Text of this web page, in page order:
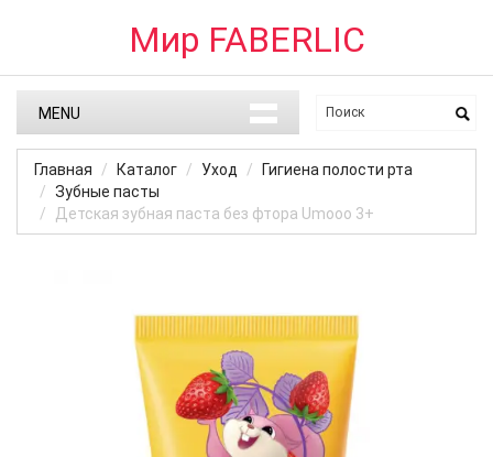
Мир FABERLIC
MENU
Главная Каталог Уход
Гигиена полости рта
Зубные пасты
Детская зубная паста без фтора Umooo 3+